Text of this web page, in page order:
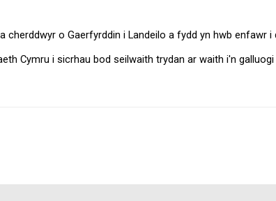
cherddwyr o Gaerfyrddin i Landeilo a fydd yn hwb enfawr
Cymru i sicrhau bod seilwaith trydan ar waith i'n